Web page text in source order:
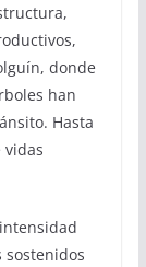
donde
han
Hasta
sostenidos